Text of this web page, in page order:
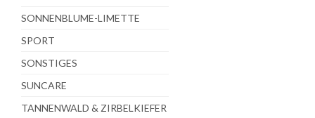
SONNENBLUME-LIMETTE
SPORT
SONSTIGES
SUNCARE
TANNENWALD & ZIRBELKIEFER